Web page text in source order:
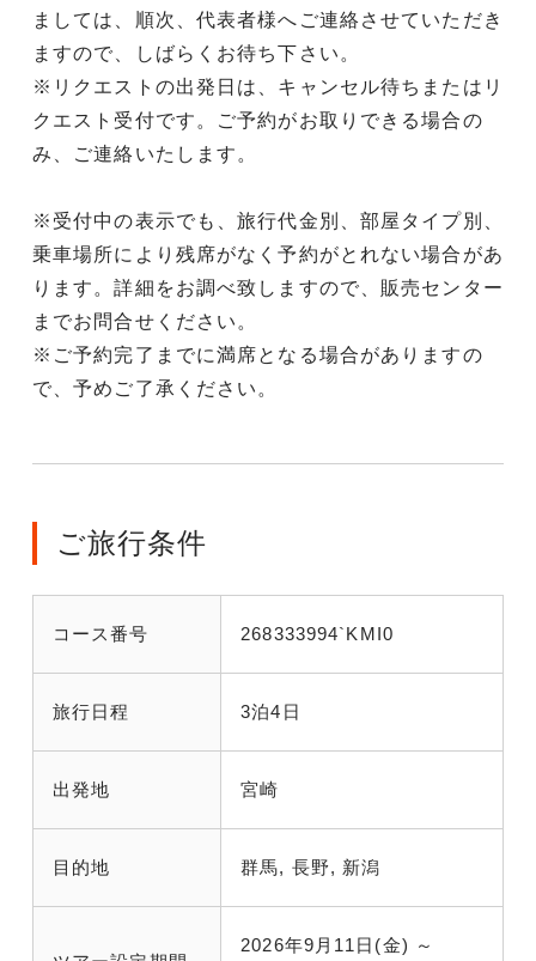
ましては、順次、代表者様へご連絡させていただき
ますので、しばらくお待ち下さい。
※リクエストの出発日は、キャンセル待ちまたはリ
クエスト受付です。ご予約がお取りできる場合の
み、ご連絡いたします。
※受付中の表示でも、旅行代金別、部屋タイプ別、
乗車場所により残席がなく予約がとれない場合があ
ります。詳細をお調べ致しますので、販売センター
までお問合せください。
※ご予約完了までに満席となる場合がありますの
で、予めご了承ください。
ご旅行条件
コース番号 268333994`KMI0
旅行日程 3泊4日
出発地 宮崎
目的地 群馬, 長野, 新潟
2026年9月11日(金) ～